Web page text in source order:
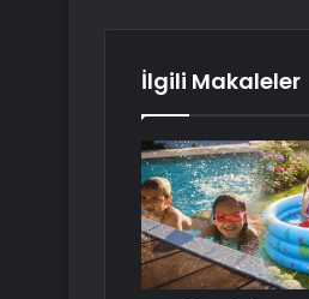
İlgili Makaleler